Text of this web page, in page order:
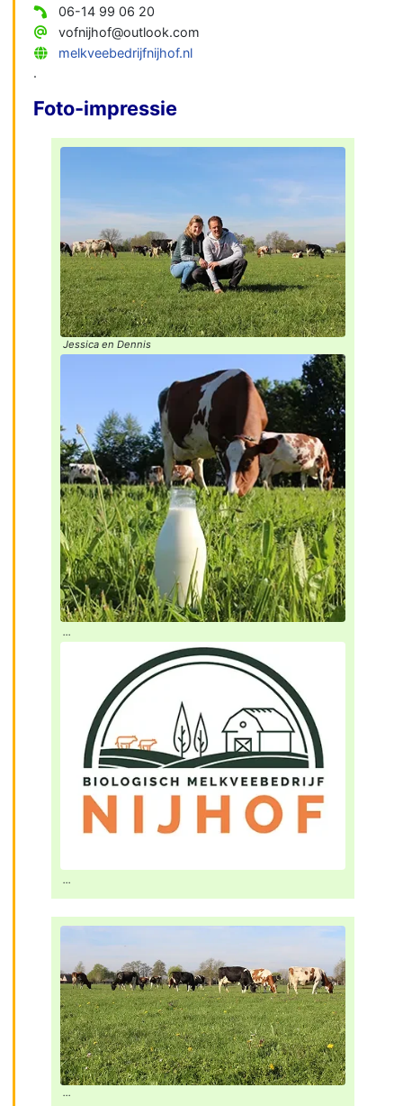
06-14 99 06 20
vofnijhof@outlook.com
melkveebedrijfnijhof.nl
.
Foto-impressie
Jessica en Dennis
...
...
...